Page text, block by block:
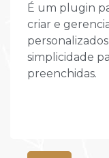
É um plugin
criar e
simplicidade
preenchidas.